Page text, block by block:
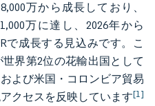
万から成長しており、
万に達し、2026年から
で成長する見込みです。こ
界第2位の花輸出国として
よび米国・コロンビア貿易
クセスを反映しています[1]